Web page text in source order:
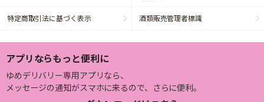
特定商取引法に基づく表示 酒類販売管理者標識
アプリならもっと便利に
ゆめデリバリー専用アプリなら、
メッセージの通知がスマホに来るので、さらに便利。